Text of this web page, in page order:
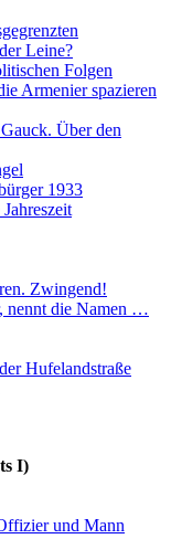
Leine?
Folgen
Armenier spazieren
Über den
1933
Zwingend!
nennt die Namen …
Hufelandstraße
I)
und Mann